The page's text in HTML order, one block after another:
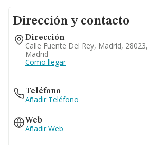
Dirección y contacto
Dirección
Calle Fuente Del Rey, Madrid, 28023,
Madrid
Como llegar
Teléfono
Añadir Teléfono
Web
Añadir Web